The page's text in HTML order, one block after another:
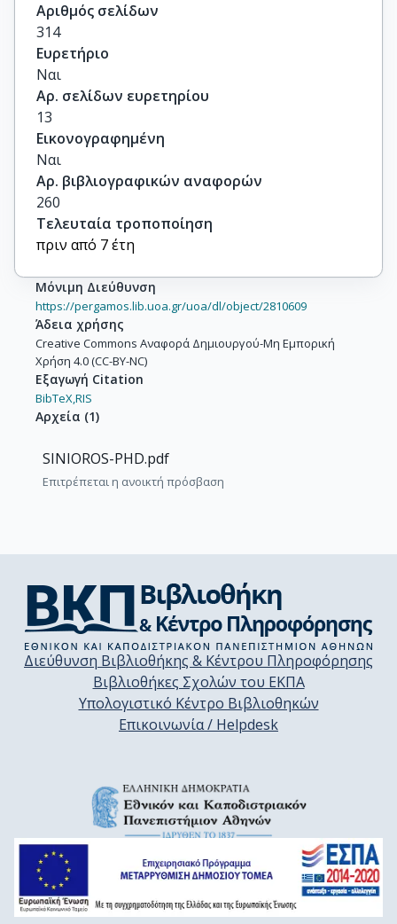
Αριθμός σελίδων
314
Ευρετήριο
Ναι
Αρ. σελίδων ευρετηρίου
13
Εικονογραφημένη
Ναι
Αρ. βιβλιογραφικών αναφορών
260
Τελευταία τροποποίηση
πριν από 7 έτη
Μόνιμη Διεύθυνση
https://pergamos.lib.uoa.gr/uoa/dl/object/2810609
Άδεια χρήσης
Creative Commons Αναφορά Δημιουργού-Μη Εμπορική
Χρήση 4.0 (CC-BY-NC)
Εξαγωγή Citation
BibTeX,RIS
Αρχεία (1)
SINIOROS-PHD.pdf
Επιτρέπεται η ανοικτή πρόσβαση
Διεύθυνση Βιβλιοθήκης & Κέντρου Πληροφόρησης
Βιβλιοθήκες Σχολών του ΕΚΠΑ
Υπολογιστικό Κέντρο Βιβλιοθηκών
Επικοινωνία / Helpdesk